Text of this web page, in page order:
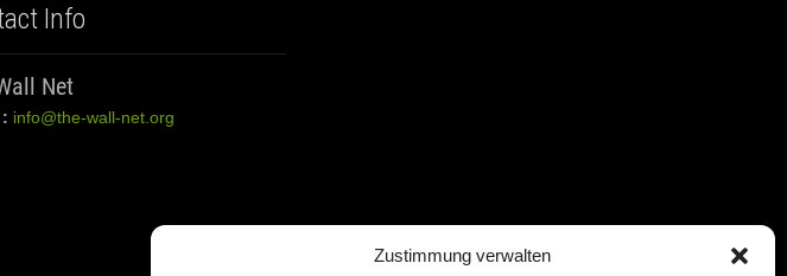
Zustimmung verwalten
Info
Net
info@the-wall-net.org